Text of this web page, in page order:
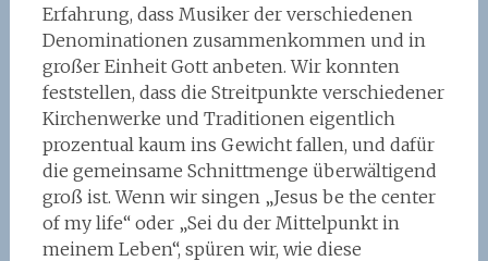
Erfahrung, dass Musiker der verschiedenen
Denominationen zusammenkommen und in
großer Einheit Gott anbeten. Wir konnten
feststellen, dass die Streitpunkte verschiedener
Kirchenwerke und Traditionen eigentlich
prozentual kaum ins Gewicht fallen, und dafür
die gemeinsame Schnittmenge überwältigend
groß ist. Wenn wir singen „Jesus be the center
of my life“ oder „Sei du der Mittelpunkt in
meinem Leben“, spüren wir, wie diese